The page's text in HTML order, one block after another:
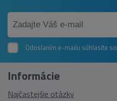
Odoslaním e-mailu súhlasíte so
Informácie
Najčastejšie otázky